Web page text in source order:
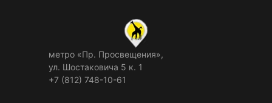
метро «Пр. Просвещения»,
ул. Шостаковича 5 к. 1
+7 (812) 748-10-61